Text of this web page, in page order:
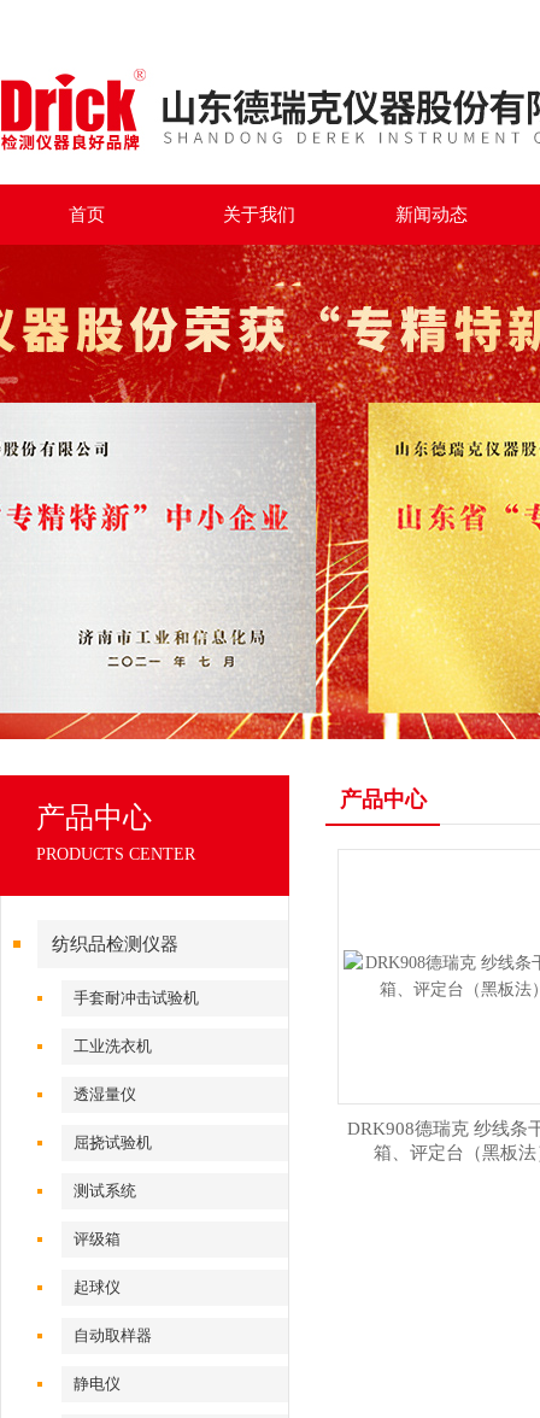
首页 关于我们 新闻动态
产品中心
PRODUCTS CENTER
纺织品检测仪器
手套耐冲击试验机
工业洗衣机
透湿量仪
屈挠试验机
测试系统
评级箱
起球仪
自动取样器
静电仪
产品中心
DRK908德瑞克 纱线条
箱、评定台（黑板法